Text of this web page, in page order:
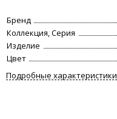
Бренд
Коллекция, Серия
Изделие
Цвет
Подробные характеристики